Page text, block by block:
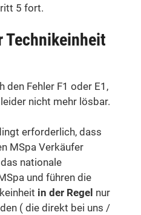
5 fort.
Technikeinheit
den Fehler F1 oder E1,
nicht mehr lösbar.
erforderlich, dass
MSpa Verkäufer
nationale
und führen die
in der Regel nur
( die direkt bei uns /